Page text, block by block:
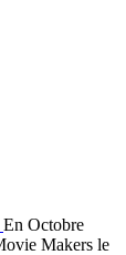
En Octobre
Makers le